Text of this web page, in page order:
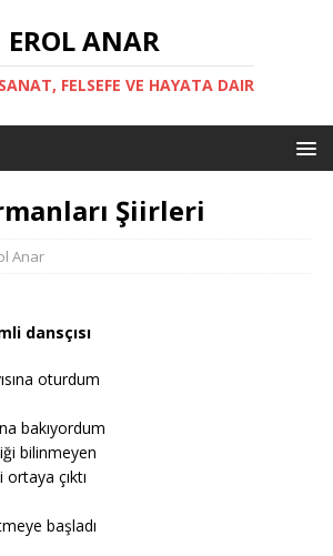
EROL ANAR
FELSEFE VE HAYATA DAIR
Şiirleri
Anar
dansçısı
oturdum
bakıyordum
bilinmeyen
çıktı
başladı